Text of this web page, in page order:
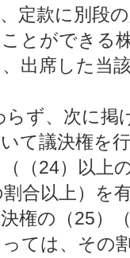
定款に別段
とができる
出席した当
らず、次に掲
て議決権を
（24）以上
合以上）を
権の（25）
ては、その